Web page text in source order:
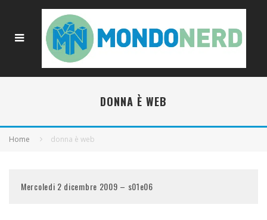
DONNA È WEB
Home donna è web
Mercoledi 2 dicembre 2009 – s01e06